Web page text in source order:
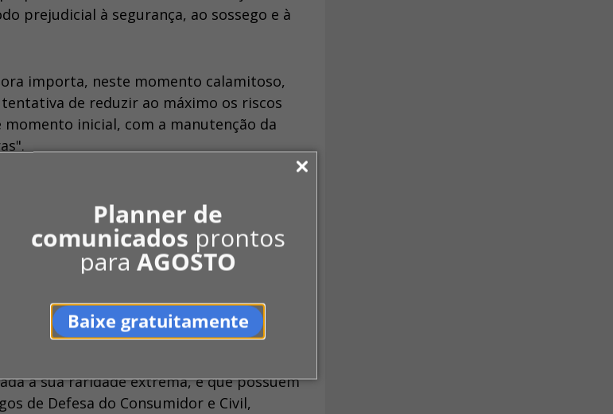
Planner de
comunicados prontos
paraAGOSTO
Baixe gratuitamente
prejudicial à segurança, ao sossego e à
importa, neste momento calamitoso,
de reduzir ao máximo os riscos
inicial, com a manutenção da
aceitou o pedido de uma empresa
o período de restrição de
ligada à crise sanitária.
o pedido. De acordo com ele,
a sua raridade extrema, e que possuem
de Defesa do Consumidor e Civil,